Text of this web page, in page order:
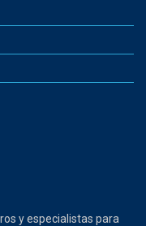
y especialistas para